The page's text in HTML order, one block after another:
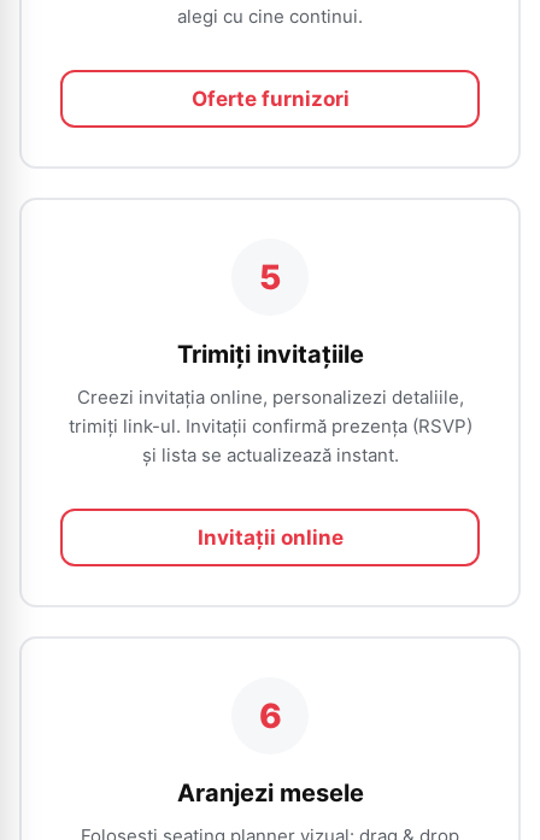
alegi cu cine continui.
Oferte furnizori
5
Trimiți invitațiile
Creezi invitația online, personalizezi detaliile,
trimiți link-ul. Invitații confirmă prezența (RSVP)
și lista se actualizează instant.
Invitații online
6
Aranjezi mesele